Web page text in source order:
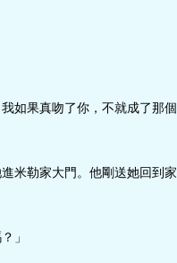
如果真吻了你，不就成了那個
米勒家大門。他剛送她回到家
」